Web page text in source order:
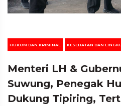
HUKUM DAN KRIMINAL KESEHATAN DAN
Menteri LH &
Suwung, Penegak
Dukung Tipiring,